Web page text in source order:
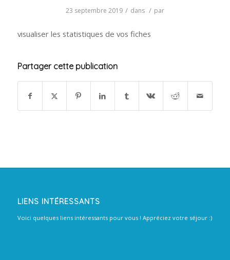
23 septembre 2019 / dans / par
visualiser les statistiques de vos fiches
Partager cette publication
LIENS INTÉRESSANTS
Voici quelques liens intéressants pour vous ! Appréciez votre séjour :)